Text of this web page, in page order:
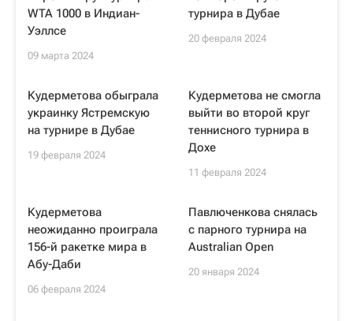
WTA 1000 в Индиан-
Уэллсе
09 марта 2024
турнира в Дубае
20 февраля 2024
Кудерметова обыграла
украинку Ястремскую
на турнире в Дубае
19 февраля 2024
Кудерметова не смогла
выйти во второй круг
теннисного турнира в
Дохе
11 февраля 2024
Кудерметова
неожиданно проиграла
156-й ракетке мира в
Абу-Даби
06 февраля 2024
Павлюченкова снялась
с парного турнира на
Australian Open
20 января 2024